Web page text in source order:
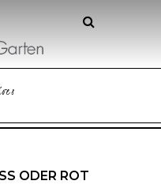
ODER ROT